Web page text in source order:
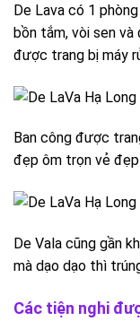
De Lava có 1
bồn tắm, vòi sen và
được trang bị máy
Ban công được
đẹp ôm trọn vẻ đẹp
De Vala cũng gần
mà dạo dạo thì
Các tiện nghi